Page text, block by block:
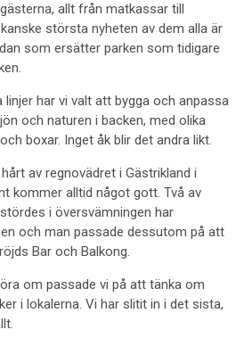
allt från matkassar till
största nyheten av dem alla är
som ersätter parken som tidigare
har vi valt att bygga och anpassa
och naturen i backen, med olika
boxar. Inget åk blir det andra likt.
av regnovädret i Gästrikland i
kommer alltid något gott. Två av
i översvämningen har
och man passade dessutom på att
Bar och Balkong.
om passade vi på att tänka om
i lokalerna. Vi har slitit in i det sista,